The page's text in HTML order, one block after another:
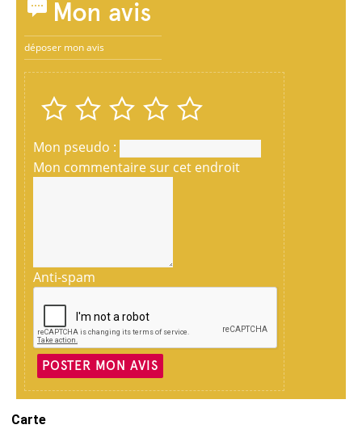
Mon avis
déposer mon avis
Mon pseudo :
Mon commentaire sur cet endroit
Anti-spam
POSTER MON AVIS
Carte